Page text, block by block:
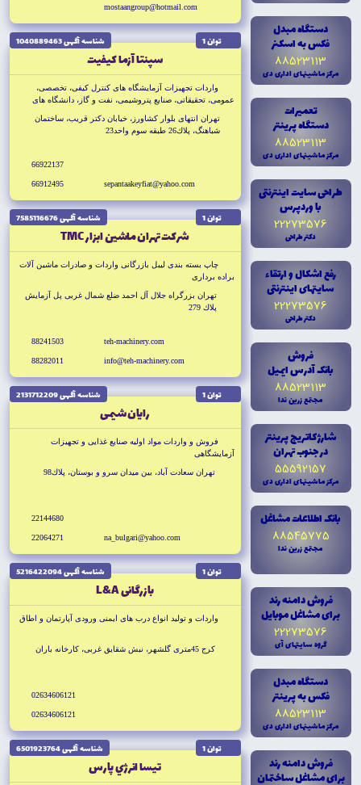
دستگاه مبدل
فکس به اسکنر
88523113
مرکز ماشينهاى ادارى دى
تعميرات
دستگاه پرينتر
88523113
مرکز ماشينهاى ادارى دى
طراحى سايت اينترنتى
با وردپرس
22273576
دکتر طراحى
رفع اشکال و ارتقاء
سايتهاى اينترنتى
22273576
دکتر طراحى
فروش
بانک آدرس ايميل
88523113
مجتمع زرين ندا
شارژ کاتريج پرينتر
در جنوب تهران
55592157
مرکز ماشينهاى ادارى دى
بانک اطلاعات مشاغل
88545775
مجتمع زرين ندا
فروش دامنه رند
براى مشاغل موبايل
22273576
گروه سايتهاى آى
دستگاه مبدل
فکس به پرينتر
88523113
مرکز ماشينهاى ادارى دى
فروش دامنه رند
براى مشاغل ساختمان
mostaangroup@hotmail.com
توان 1 شناسه آگهى 1040889463
سپنتا آزما كيفيت
واردات تجهيزات آزمايشگاه هاى كنترل كيفى، تخصصى،
عمومى، تحقيقاتى، صنايع پتروشيمى، نفت و گاز، دانشگاه هاى
ها، آرايشى و بهداشتى، كشاورزى از كمپانى هاى معتبر
تهران انتهاى بلوار كشاورز، خيابان دكتر قريب، ساختمان
شباهنگ، پلاك26 طبقه سوم واحد23
sepantaakeyfiat@yahoo.com
66922137
66912495
توان 1 شناسه آگهى 7585116676
شركت تهران ماشين ابزار TMC
چاپ بسته بندى ليبل بازرگانى واردات و صادرات ماشين آلات
براده بردارى
تهران بزرگراه جلال آل احمد ضلع شمال غربى پل آزمايش
پلاك 279
teh-machinery.com
info@teh-machinery.com
88241503
88282011
توان 1 شناسه آگهى 2131712209
رايان شيمى
فروش و واردات مواد اوليه صنايع غذايى و تجهيزات
آزمايشگاهى
تهران سعادت آباد، بين ميدان سرو و بوستان، پلاك98
na_bulgari@yahoo.com
22144680
22064271
توان 1 شناسه آگهى 5216422094
بازرگانى L&A
واردات و توليد انواع درب هاى ايمنى ورودى آپارتمان و اطاق
كرج 45مترى گلشهر، نبش شقايق غربى، كارخانه باران
02634606121
02634606121
توان 1 شناسه آگهى 6501923764
تيسا انرژي پارس